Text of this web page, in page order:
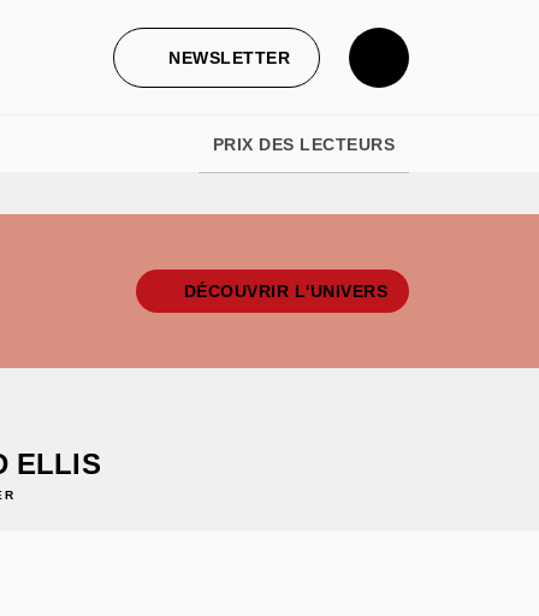
NEWSLETTER
PRIX DES LECTEURS
DÉCOUVRIR L'UNIVERS
ELLIS